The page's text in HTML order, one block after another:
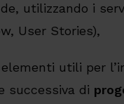
utilizzando i
User Stories),
utili per
successiva di